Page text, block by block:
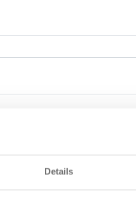
Details